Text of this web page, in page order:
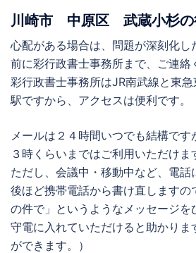
川崎市 中原区 武蔵小杉の
心配がある場合は、問題が深刻化し
前に彩行政書士事務所まで、ご連絡
彩行政書士事務所はJR南武線と東
駅ですから、アクセスは便利です。
メールは２４時間いつでも結構です
３時くらいまではご利用いただけま
ただし、会議中・移動中など、電話
後ほど携帯電話から書け直しますの
の件で」というようなメッセージを
守電に入れていただけると助かりま
ができます。）